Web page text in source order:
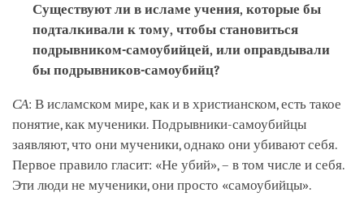
Существуют ли в исламе учения, которые бы
подталкивали к тому, чтобы становиться
подрывником-самоубийцей, или оправдывали
бы подрывников-самоубийц?
СА: В исламском мире, как и в христианском, есть такое
понятие, как мученики. Подрывники-самоубийцы
заявляют, что они мученики, однако они убивают себя.
Первое правило гласит: «Не убий», – в том числе и себя.
Эти люди не мученики, они просто «самоубийцы».